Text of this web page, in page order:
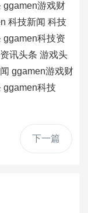
ggamen游戏财
科技新闻 科技
ggamen科技资
资讯头条 游戏头
ggamen游戏财
ggamen科技
下一篇